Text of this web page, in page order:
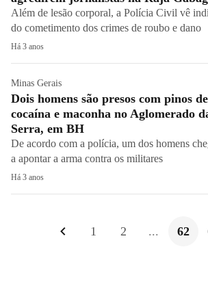
Além de lesão corporal, a Polícia Civil vê
do cometimento dos crimes de roubo e dano
Há 3 anos
Minas Gerais
Dois homens são presos com pinos de
cocaína e maconha no Aglomerado
Serra, em BH
De acordo com a polícia, um dos homens
a apontar a arma contra os militares
Há 3 anos
1 2 ... 62